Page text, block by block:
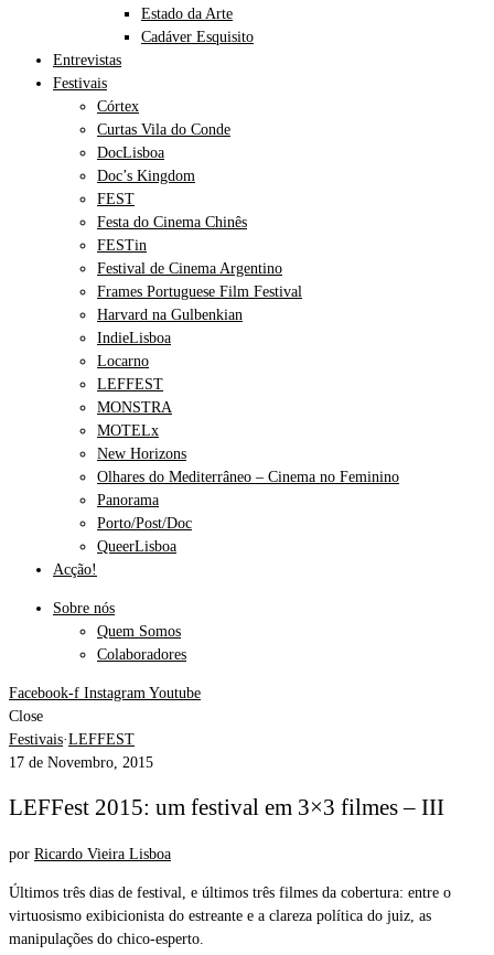
Estado da Arte
Cadáver Esquisito
Entrevistas
Festivais
Córtex
Curtas Vila do Conde
DocLisboa
Doc’s Kingdom
FEST
Festa do Cinema Chinês
FESTin
Festival de Cinema Argentino
Frames Portuguese Film Festival
Harvard na Gulbenkian
IndieLisboa
Locarno
LEFFEST
MONSTRA
MOTELx
New Horizons
Olhares do Mediterrâneo – Cinema no Feminino
Panorama
Porto/Post/Doc
QueerLisboa
Acção!
Sobre nós
Quem Somos
Colaboradores
Facebook-f Instagram Youtube
Close
Festivais·LEFFEST
17 de Novembro, 2015
LEFFest 2015: um festival em 3×3 filmes – III
por Ricardo Vieira Lisboa
Últimos três dias de festival, e últimos três filmes da cobertura: entre o
virtuosismo exibicionista do estreante e a clareza política do juiz, as
manipulações do chico-esperto.